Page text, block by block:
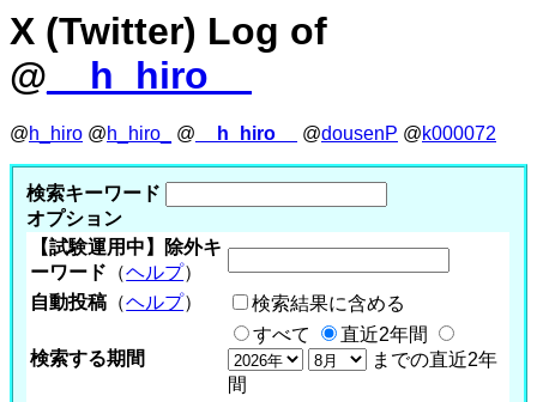
X (Twitter) Log of
@ __h_hiro__
@h_hiro @h_hiro_ @ __h_hiro__ @dousenP @k000072
検索キーワード
オプション
【試験運用中】除外キ
ーワード （ヘルプ）
自動投稿 （ヘルプ） 検索結果に含める
検索する期間
すべて
直近2年間
までの直近2年
間